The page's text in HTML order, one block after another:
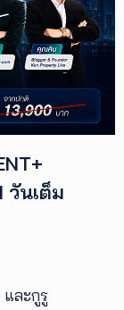
วันเต็ม
และกูรู